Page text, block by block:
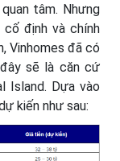
tâm. Nhưng
định và chính
Vinhomes đã có
sẽ là căn cứ
Island. Dựa vào
kiến như sau: